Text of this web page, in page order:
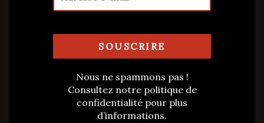
Nous ne spammons pas !
Consultez notre politique de
confidentialité pour plus
d’informations.